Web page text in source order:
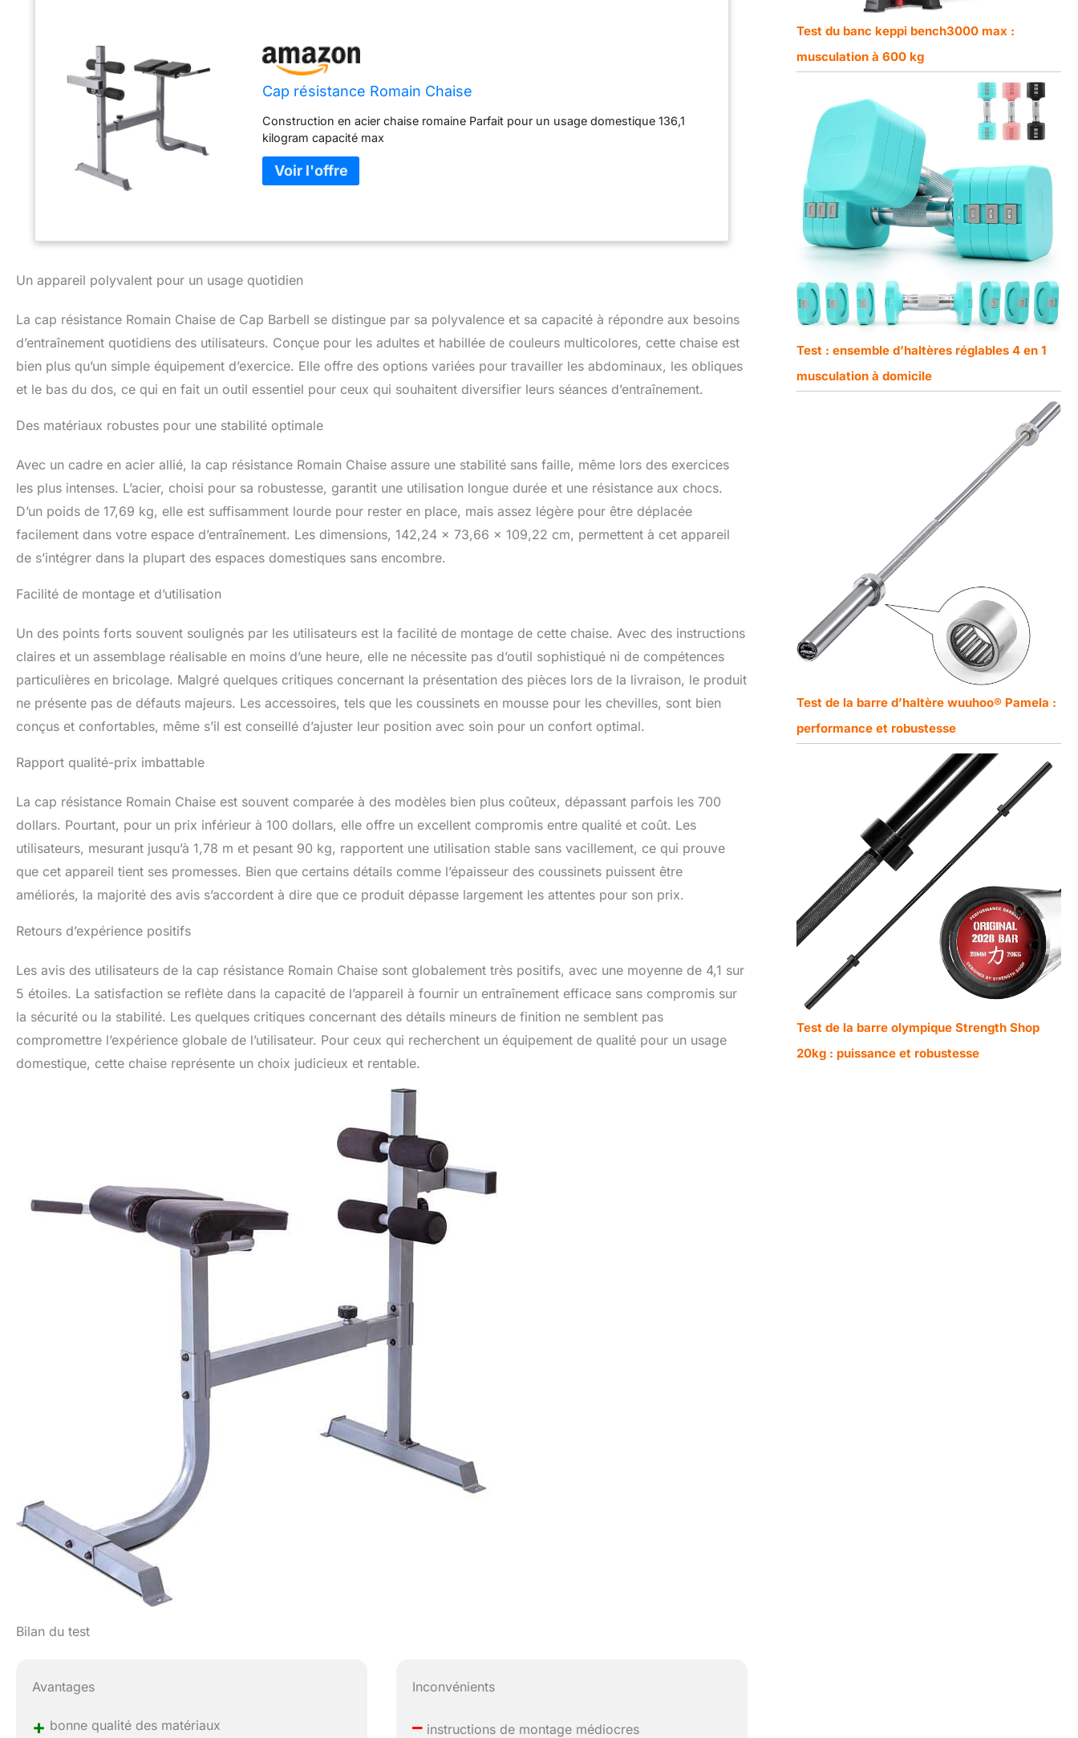
Cap résistance Romain Chaise
Construction en acier chaise romaine Parfait pour un usage domestique 136,1
kilogram capacité max
Un appareil polyvalent pour un usage quotidien
La cap résistance Romain Chaise de Cap Barbell se distingue par sa polyvalence et sa capacité à répondre aux besoins
d’entraînement quotidiens des utilisateurs. Conçue pour les adultes et habillée de couleurs multicolores, cette chaise est
bien plus qu’un simple équipement d’exercice. Elle offre des options variées pour travailler les abdominaux, les obliques
et le bas du dos, ce qui en fait un outil essentiel pour ceux qui souhaitent diversifier leurs séances d’entraînement.
Des matériaux robustes pour une stabilité optimale
Avec un cadre en acier allié, la cap résistance Romain Chaise assure une stabilité sans faille, même lors des exercices
les plus intenses. L’acier, choisi pour sa robustesse, garantit une utilisation longue durée et une résistance aux chocs.
D’un poids de 17,69 kg, elle est suffisamment lourde pour rester en place, mais assez légère pour être déplacée
facilement dans votre espace d’entraînement. Les dimensions, 142,24 x 73,66 x 109,22 cm, permettent à cet appareil
de s’intégrer dans la plupart des espaces domestiques sans encombre.
Facilité de montage et d’utilisation
Un des points forts souvent soulignés par les utilisateurs est la facilité de montage de cette chaise. Avec des instructions
claires et un assemblage réalisable en moins d’une heure, elle ne nécessite pas d’outil sophistiqué ni de compétences
particulières en bricolage. Malgré quelques critiques concernant la présentation des pièces lors de la livraison, le produit
ne présente pas de défauts majeurs. Les accessoires, tels que les coussinets en mousse pour les chevilles, sont bien
conçus et confortables, même s’il est conseillé d’ajuster leur position avec soin pour un confort optimal.
Rapport qualité-prix imbattable
La cap résistance Romain Chaise est souvent comparée à des modèles bien plus coûteux, dépassant parfois les 700
dollars. Pourtant, pour un prix inférieur à 100 dollars, elle offre un excellent compromis entre qualité et coût. Les
utilisateurs, mesurant jusqu’à 1,78 m et pesant 90 kg, rapportent une utilisation stable sans vacillement, ce qui prouve
que cet appareil tient ses promesses. Bien que certains détails comme l’épaisseur des coussinets puissent être
améliorés, la majorité des avis s’accordent à dire que ce produit dépasse largement les attentes pour son prix.
Retours d’expérience positifs
Les avis des utilisateurs de la cap résistance Romain Chaise sont globalement très positifs, avec une moyenne de 4,1 sur
5 étoiles. La satisfaction se reflète dans la capacité de l’appareil à fournir un entraînement efficace sans compromis sur
la sécurité ou la stabilité. Les quelques critiques concernant des détails mineurs de finition ne semblent pas
compromettre l’expérience globale de l’utilisateur. Pour ceux qui recherchent un équipement de qualité pour un usage
domestique, cette chaise représente un choix judicieux et rentable.
Bilan du test
Avantages
+ bonne qualité des matériaux
Inconvénients
– instructions de montage médiocres
Test du banc keppi bench3000 max :
musculation à 600 kg
Test : ensemble d’haltères réglables 4 en 1
musculation à domicile
Test de la barre d’haltère wuuhoo® Pamela :
performance et robustesse
Test de la barre olympique Strength Shop
20kg : puissance et robustesse